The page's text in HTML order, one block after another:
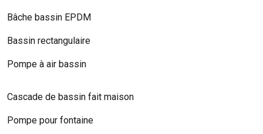
Bâche bassin EPDM
Bassin rectangulaire
Pompe à air bassin
Cascade de bassin fait maison
Pompe pour fontaine